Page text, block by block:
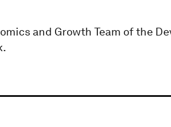
and Growth Team of the